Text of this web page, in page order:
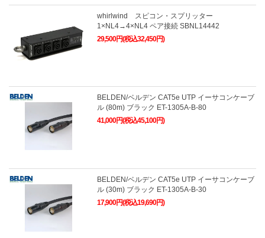
whirlwind スピコン・スプリッター
1×NL4→4×NL4 ペア接続 SBNL14442
29,500円(税込32,450円)
BELDEN/ベルデン CAT5e UTP イーサコンケーブ
ル (80m) ブラック ET-1305A-B-80
41,000円(税込45,100円)
BELDEN/ベルデン CAT5e UTP イーサコンケーブ
ル (30m) ブラック ET-1305A-B-30
17,900円(税込19,690円)